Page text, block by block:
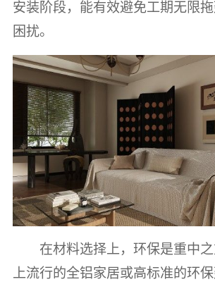
安装阶段，能有效避免工期无限
困扰。
在材料选择上，环保是重中
上流行的全铝家居或高标准的环